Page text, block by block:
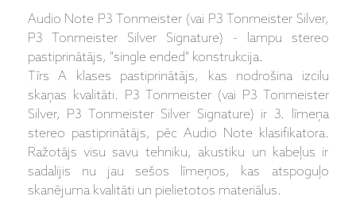
Audio Note P3 Tonmeister (vai P3 Tonmeister Silver,
P3 Tonmeister Silver Signature) - lampu stereo
pastiprinātājs, "single ended" konstrukcija.
Tīrs A klases pastiprinātājs, kas nodrošina izcilu
skaņas kvalitāti. P3 Tonmeister (vai P3 Tonmeister
Silver, P3 Tonmeister Silver Signature) ir 3. līmeņa
stereo pastiprinātājs, pēc Audio Note klasifikatora.
Ražotājs visu savu tehniku, akustiku un kabeļus ir
sadalijis nu jau sešos līmeņos, kas atspoguļo
skanējuma kvalitāti un pielietotos materiālus.